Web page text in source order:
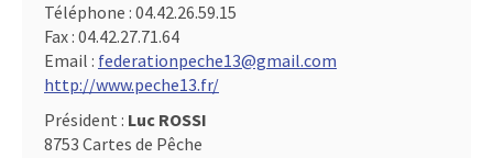
Téléphone : 04.42.26.59.15
Fax : 04.42.27.71.64
Email : federationpeche13@gmail.com
http://www.peche13.fr/
Président : Luc ROSSI
8753 Cartes de Pêche